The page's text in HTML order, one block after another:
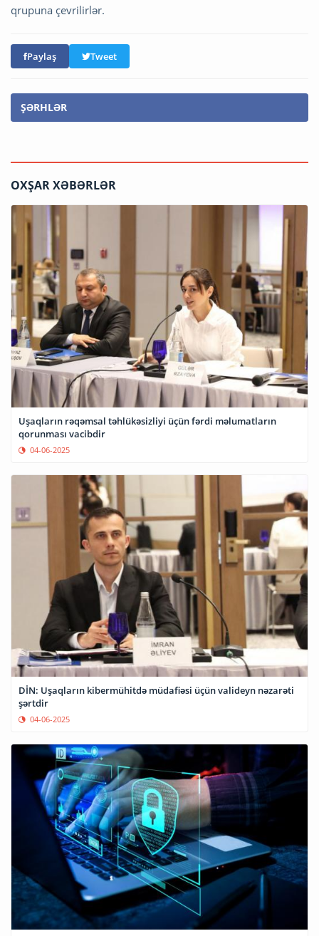
qrupuna çevrilirlər.
Paylaş Tweet
ŞƏRHLƏR
OXŞAR XƏBƏRLƏR
Uşaqların rəqəmsal təhlükəsizliyi üçün fərdi məlumatların
qorunması vacibdir
04-06-2025
DİN: Uşaqların kibermühitdə müdafiəsi üçün valideyn nəzarəti
şərtdir
04-06-2025